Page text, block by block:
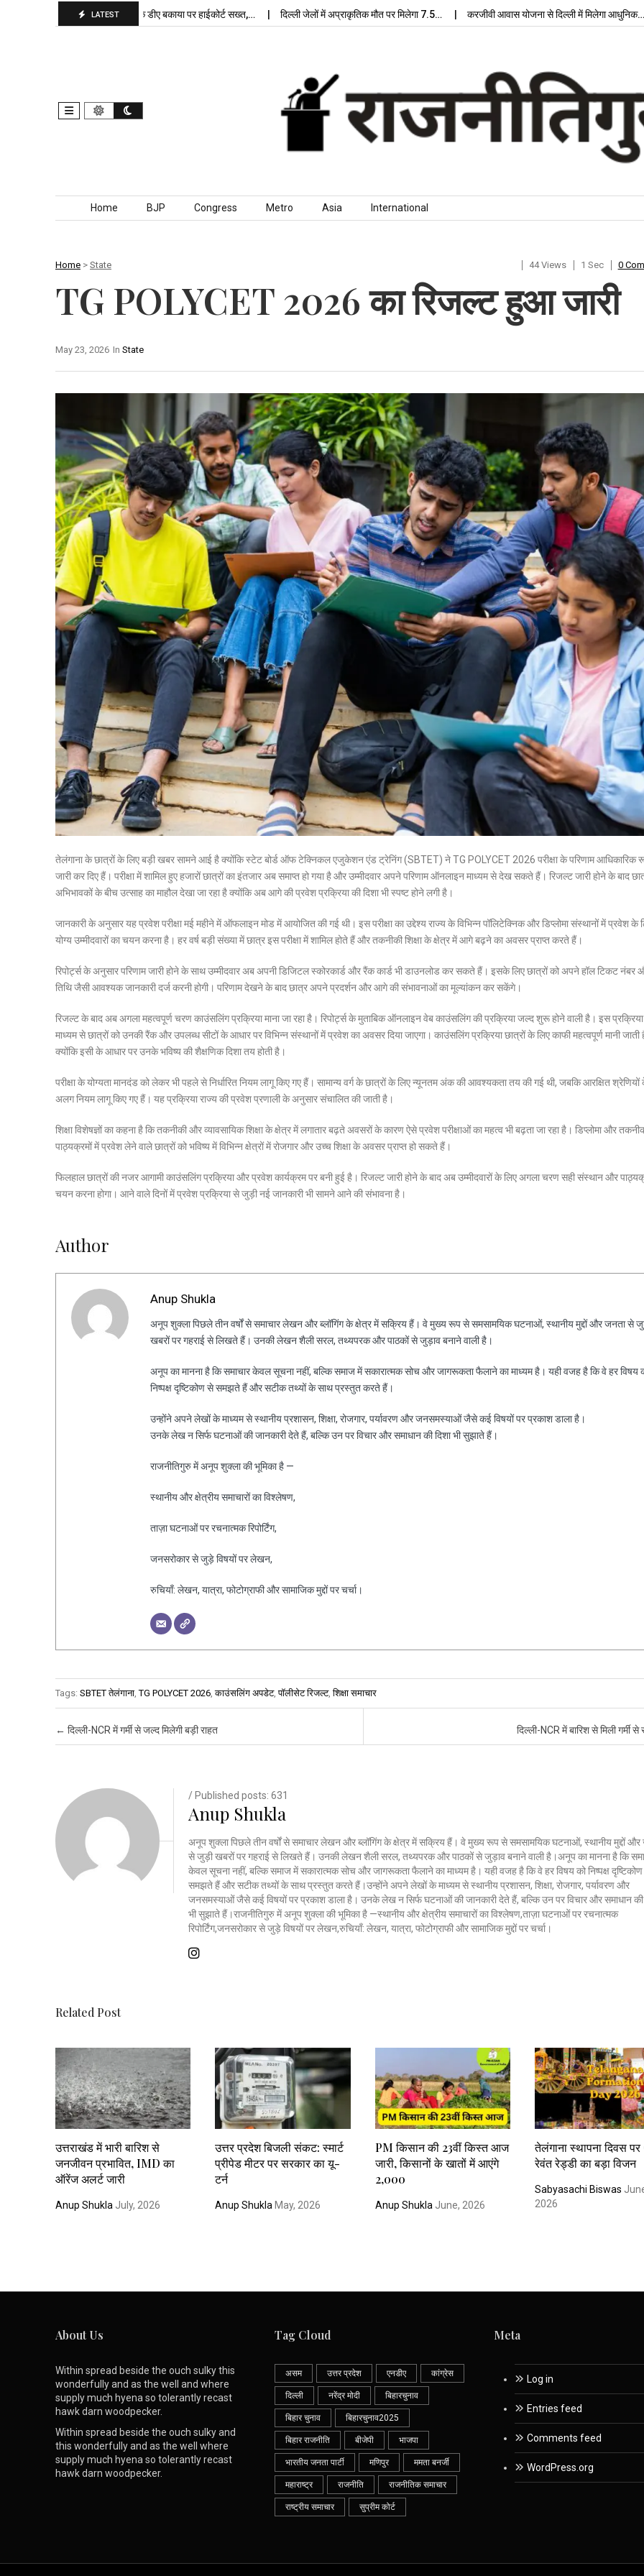
LATEST
पंजाब कर्मचारियों के डीए बकाया पर हाईकोर्ट सख्त,… दिल्ली जेलों में अप्राकृतिक मौत पर मिलेगा 7.5… करजीवी आवास योजना से दिल्ली में मिलेगा आधुनिक…
Skip to content
Home BJP Congress Metro Asia International
Home > State 44 Views 1 Sec 0
TG POLYCET 2026 का रिजल्ट हुआ जारी
In State
May 23, 2026
तेलंगाना के छात्रों के लिए बड़ी खबर सामने आई है क्योंकि स्टेट बोर्ड ऑफ टेक्निकल एजुकेशन एंड ट्रेनिंग (SBTET) ने TG POLYCET 2026 परीक्षा के परिणाम आधिकारिक
जारी कर दिए हैं। परीक्षा में शामिल हुए हजारों छात्रों का इंतजार अब समाप्त हो गया है और उम्मीदवार अपने परिणाम ऑनलाइन माध्यम से देख सकते हैं। रिजल्ट जारी होने के बाद
अभिभावकों के बीच उत्साह का माहौल देखा जा रहा है क्योंकि अब आगे की प्रवेश प्रक्रिया की दिशा भी स्पष्ट होने लगी है।
जानकारी के अनुसार यह प्रवेश परीक्षा मई महीने में ऑफलाइन मोड में आयोजित की गई थी। इस परीक्षा का उद्देश्य राज्य के विभिन्न पॉलिटेक्निक और डिप्लोमा संस्थानों में प्रवेश के
योग्य उम्मीदवारों का चयन करना है। हर वर्ष बड़ी संख्या में छात्र इस परीक्षा में शामिल होते हैं और तकनीकी शिक्षा के क्षेत्र में आगे बढ़ने का अवसर प्राप्त करते हैं।
रिपोर्ट्स के अनुसार परिणाम जारी होने के साथ उम्मीदवार अब अपनी डिजिटल स्कोरकार्ड और रैंक कार्ड भी डाउनलोड कर सकते हैं। इसके लिए छात्रों को अपने हॉल टिकट नंबर
तिथि जैसी आवश्यक जानकारी दर्ज करनी होगी। परिणाम देखने के बाद छात्र अपने प्रदर्शन और आगे की संभावनाओं का मूल्यांकन कर सकेंगे।
रिजल्ट के बाद अब अगला महत्वपूर्ण चरण काउंसलिंग प्रक्रिया माना जा रहा है। रिपोर्ट्स के मुताबिक ऑनलाइन वेब काउंसलिंग की प्रक्रिया जल्द शुरू होने वाली है। इस
माध्यम से छात्रों को उनकी रैंक और उपलब्ध सीटों के आधार पर विभिन्न संस्थानों में प्रवेश का अवसर दिया जाएगा। काउंसलिंग प्रक्रिया छात्रों के लिए काफी महत्वपूर्ण मानी जाती
क्योंकि इसी के आधार पर उनके भविष्य की शैक्षणिक दिशा तय होती है।
परीक्षा के योग्यता मानदंड को लेकर भी पहले से निर्धारित नियम लागू किए गए हैं। सामान्य वर्ग के छात्रों के लिए न्यूनतम अंक की आवश्यकता तय की गई थी, जबकि आरक्षित श्रेणियों
अलग नियम लागू किए गए हैं। यह प्रक्रिया राज्य की प्रवेश प्रणाली के अनुसार संचालित की जाती है।
शिक्षा विशेषज्ञों का कहना है कि तकनीकी और व्यावसायिक शिक्षा के क्षेत्र में लगातार बढ़ते अवसरों के कारण ऐसे प्रवेश परीक्षाओं का महत्व भी बढ़ता जा रहा है। डिप्लोमा और
पाठ्यक्रमों में प्रवेश लेने वाले छात्रों को भविष्य में विभिन्न क्षेत्रों में रोजगार और उच्च शिक्षा के अवसर प्राप्त हो सकते हैं।
फिलहाल छात्रों की नजर आगामी काउंसलिंग प्रक्रिया और प्रवेश कार्यक्रम पर बनी हुई है। रिजल्ट जारी होने के बाद अब उम्मीदवारों के लिए अगला चरण सही संस्थान और
चयन करना होगा। आने वाले दिनों में प्रवेश प्रक्रिया से जुड़ी नई जानकारी भी सामने आने की संभावना है।
Author
Anup Shukla
अनूप शुक्ला पिछले तीन वर्षों से समाचार लेखन और ब्लॉगिंग के क्षेत्र में सक्रिय हैं। वे मुख्य रूप से समसामयिक घटनाओं, स्थानीय मुद्दों और जनता से
खबरों पर गहराई से लिखते हैं। उनकी लेखन शैली सरल, तथ्यपरक और पाठकों से जुड़ाव बनाने वाली है।
अनूप का मानना है कि समाचार केवल सूचना नहीं, बल्कि समाज में सकारात्मक सोच और जागरूकता फैलाने का माध्यम है। यही वजह है कि वे हर विषय
निष्पक्ष दृष्टिकोण से समझते हैं और सटीक तथ्यों के साथ प्रस्तुत करते हैं।
उन्होंने अपने लेखों के माध्यम से स्थानीय प्रशासन, शिक्षा, रोजगार, पर्यावरण और जनसमस्याओं जैसे कई विषयों पर प्रकाश डाला है।
उनके लेख न सिर्फ घटनाओं की जानकारी देते हैं, बल्कि उन पर विचार और समाधान की दिशा भी सुझाते हैं।
राजनीतिगुरु में अनूप शुक्ला की भूमिका है —
स्थानीय और क्षेत्रीय समाचारों का विश्लेषण,
ताज़ा घटनाओं पर रचनात्मक रिपोर्टिंग,
जनसरोकार से जुड़े विषयों पर लेखन,
रुचियाँ: लेखन, यात्रा, फोटोग्राफी और सामाजिक मुद्दों पर चर्चा।
Tags: SBTET तेलंगाना,TG POLYCET 2026,काउंसलिंग अपडेट,पॉलीसेट रिजल्ट,शिक्षा समाचार
Post navigation
← दिल्ली-NCR में गर्मी से जल्द मिलेगी बड़ी राहत दिल्ली-NCR में बारिश से मिली गर्मी से
/ Published posts: 631
Anup Shukla
अनूप शुक्ला पिछले तीन वर्षों से समाचार लेखन और ब्लॉगिंग के क्षेत्र में सक्रिय हैं। वे मुख्य रूप से समसामयिक घटनाओं, स्थानीय मुद्दों और
से जुड़ी खबरों पर गहराई से लिखते हैं। उनकी लेखन शैली सरल, तथ्यपरक और पाठकों से जुड़ाव बनाने वाली है।अनूप का मानना है कि
केवल सूचना नहीं, बल्कि समाज में सकारात्मक सोच और जागरूकता फैलाने का माध्यम है। यही वजह है कि वे हर विषय को निष्पक्ष
समझते हैं और सटीक तथ्यों के साथ प्रस्तुत करते हैं।उन्होंने अपने लेखों के माध्यम से स्थानीय प्रशासन, शिक्षा, रोजगार, पर्यावरण और
जनसमस्याओं जैसे कई विषयों पर प्रकाश डाला है। उनके लेख न सिर्फ घटनाओं की जानकारी देते हैं, बल्कि उन पर विचार और समाधान की
भी सुझाते हैं।राजनीतिगुरु में अनूप शुक्ला की भूमिका है —स्थानीय और क्षेत्रीय समाचारों का विश्लेषण,ताज़ा घटनाओं पर रचनात्मक
रिपोर्टिंग,जनसरोकार से जुड़े विषयों पर लेखन,रुचियाँ: लेखन, यात्रा, फोटोग्राफी और सामाजिक मुद्दों पर चर्चा।
Related Post
उत्तराखंड में भारी बारिश से
जनजीवन प्रभावित, IMD का
ऑरेंज अलर्ट जारी
Anup Shukla July, 2026
उत्तर प्रदेश बिजली संकट: स्मार्ट
प्रीपेड मीटर पर सरकार का यू-
टर्न
Anup Shukla May, 2026
PM किसान की 23वीं किस्त आज
जारी, किसानों के खातों में आएंगे
₹2,000
Anup ShuklaJune, 2026
तेलंगाना स्थापना दिवस
रेवंत रेड्डी का बड़ा विजन
Sabyasachi Biswas
2026
About Us
Within spread beside the ouch sulky this
wonderfully and as the well and where
supply much hyena so tolerantly recast
hawk darn woodpecker.
Within spread beside the ouch sulky and
this wonderfully and as the well where
supply much hyena so tolerantly recast
hawk darn woodpecker.
Tag Cloud
असम उत्तर प्रदेश एनडीए कांग्रेस
दिल्ली नरेंद्र मोदी बिहारचुनाव
बिहार चुनाव बिहारचुनाव2025
बिहार राजनीति बीजेपी भाजपा
भारतीय जनता पार्टी मणिपुर ममता बनर्जी
महाराष्ट्र राजनीति राजनीतिक समाचार
राष्ट्रीय समाचार सुप्रीम कोर्ट
Meta
Log in
Entries feed
Comments feed
WordPress.org